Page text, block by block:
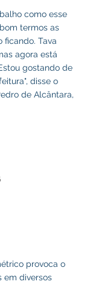
termos as
ficando. Tava
agora está
gostando de
disse o
de Alcântara,
em diversos